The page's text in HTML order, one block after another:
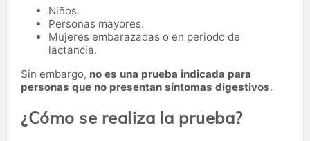
Niños.
Personas mayores.
Mujeres embarazadas o en periodo de
lactancia.
Sin embargo, no es una prueba indicada para
personas que no presentan síntomas digestivos.
¿Cómo se realiza la prueba?